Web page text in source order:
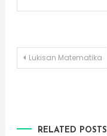
Post
Lukisan Matematika
RELATED POSTS